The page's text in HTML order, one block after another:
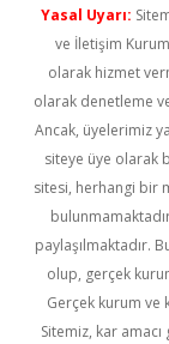
Yasal Uyarı:
ve İletişim
olarak hizmet
olarak denetleme
Ancak, üyelerimiz
siteye üye olarak
sitesi, herhangi bir
paylaşılmaktadır.
olup, gerçek
Gerçek kurum
Sitemiz, kar